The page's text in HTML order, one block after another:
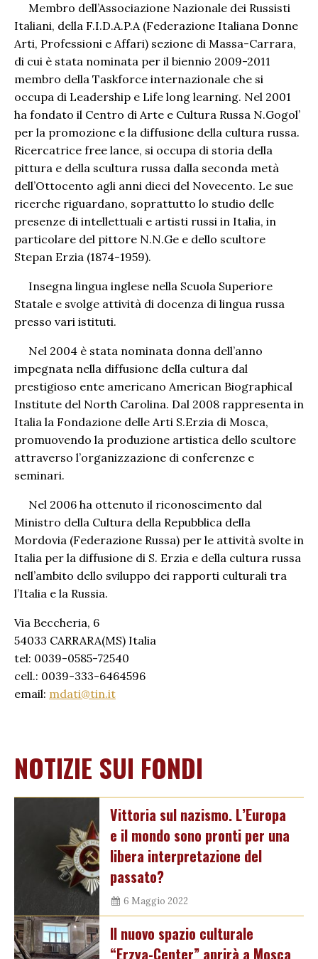
Membro dell’Associazione Nazionale dei Russisti
Italiani, della F.I.D.A.P.A (Federazione Italiana Donne
Arti, Professioni e Affari) sezione di Massa-Carrara,
di cui è stata nominata per il biennio 2009-2011
membro della Taskforce internazionale che si
occupa di Leadership e Life long learning. Nel 2001
ha fondato il Centro di Arte e Cultura Russa N.Gogol’
per la promozione e la diffusione della cultura russa.
Ricercatrice free lance, si occupa di storia della
pittura e della scultura russa dalla seconda metà
dell’Ottocento agli anni dieci del Novecento. Le sue
ricerche riguardano, soprattutto lo studio delle
presenze di intellettuali e artisti russi in Italia, in
particolare del pittore N.N.Ge e dello scultore
Stepan Erzia (1874-1959).
Insegna lingua inglese nella Scuola Superiore
Statale e svolge attività di docenza di lingua russa
presso vari istituti.
Nel 2004 è stata nominata donna dell’anno
impegnata nella diffusione della cultura dal
prestigioso ente americano American Biographical
Institute del North Carolina. Dal 2008 rappresenta in
Italia la Fondazione delle Arti S.Erzia di Mosca,
promuovendo la produzione artistica dello scultore
attraverso l’organizzazione di conferenze e
seminari.
Nel 2006 ha ottenuto il riconoscimento dal
Ministro della Cultura della Repubblica della
Mordovia (Federazione Russa) per le attività svolte in
Italia per la diffusione di S. Erzia e della cultura russa
nell’ambito dello sviluppo dei rapporti culturali tra
l’Italia e la Russia.
Via Beccheria, 6
54033 CARRARA(MS) Italia
tel: 0039-0585-72540
cell.: 0039-333-6464596
email: mdati@tin.it
NOTIZIE SUI FONDI
Vittoria sul nazismo. L’Europa
e il mondo sono pronti per una
libera interpretazione del
passato?
6 Maggio 2022
Il nuovo spazio culturale
“Erzya-Center” aprirà a Mosca